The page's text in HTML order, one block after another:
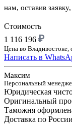
нам, оставив
Стоимость
1 116 196 ₽
Цена во
Написать в
Максим
Персональный
Юридическая
Оригинальный
Таможня
Доставка по России